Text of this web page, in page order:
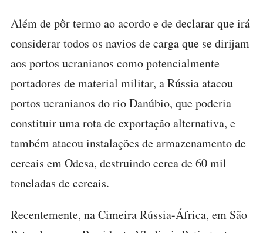
Além de pôr termo ao acordo e de declarar que irá
considerar todos os navios de carga que se dirijam
aos portos ucranianos como potencialmente
portadores de material militar, a Rússia atacou
portos ucranianos do rio Danúbio, que poderia
constituir uma rota de exportação alternativa, e
também atacou instalações de armazenamento de
cereais em Odesa, destruindo cerca de 60 mil
toneladas de cereais.
Recentemente, na Cimeira Rússia-África, em São